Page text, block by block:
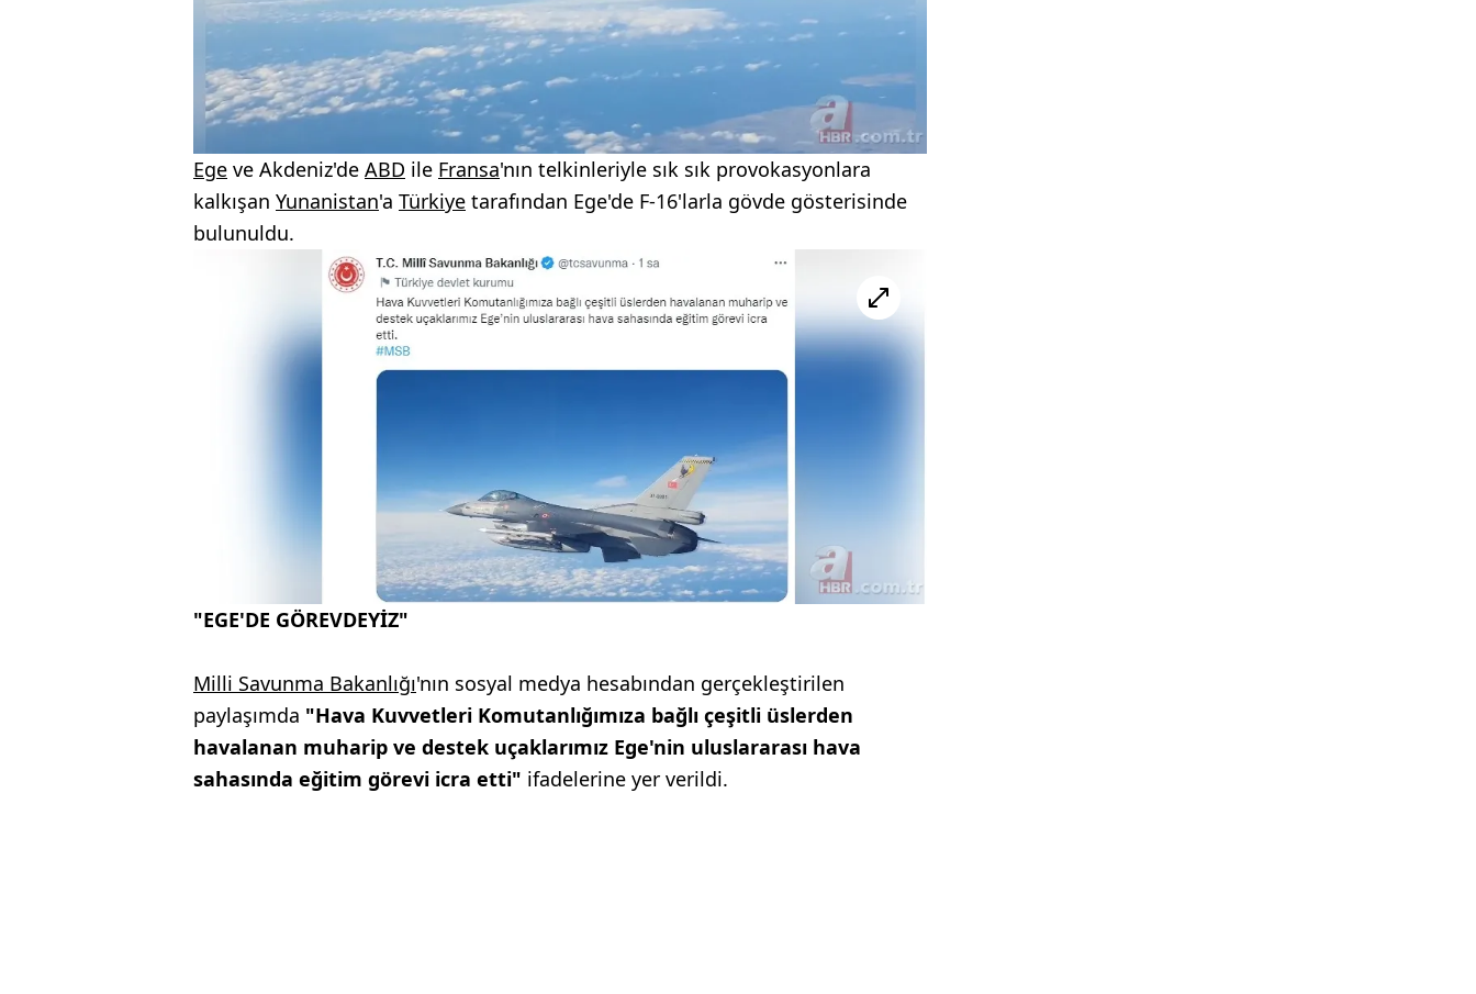
Ege ve Akdeniz'de ABD ile Fransa'nın telkinleriyle sık sık provokasyonlara
kalkışan Yunanistan'a Türkiye tarafından Ege'de F-16'larla gövde gösterisinde
bulunuldu.
"EGE'DE GÖREVDEYİZ"
Milli Savunma Bakanlığı'nın sosyal medya hesabından gerçekleştirilen
paylaşımda "Hava Kuvvetleri Komutanlığımıza bağlı çeşitli üslerden
havalanan muharip ve destek uçaklarımız Ege'nin uluslararası hava
sahasında eğitim görevi icra etti" ifadelerine yer verildi.